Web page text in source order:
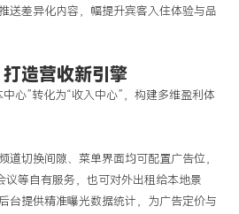
送差异化内容，幅提升宾客入住体验与品
造营收新引擎
中心”转化为“收入中心”，构建多维盈利体
道切换间隙、菜单界面均可配置广告位，
议等自有服务，也可对外出租给本地景
台提供精准曝光数据统计，为广告定价与